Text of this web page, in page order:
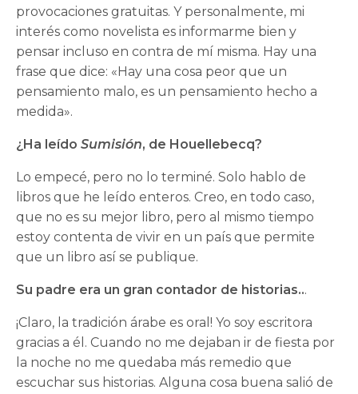
provocaciones gratuitas. Y personalmente, mi
interés como novelista es informarme bien y
pensar incluso en contra de mí misma. Hay una
frase que dice: «Hay una cosa peor que un
pensamiento malo, es un pensamiento hecho a
medida».
¿Ha leídoSumisión, de Houellebecq?
Lo empecé, pero no lo terminé. Solo hablo de
libros que he leído enteros. Creo, en todo caso,
que no es su mejor libro, pero al mismo tiempo
estoy contenta de vivir en un país que permite
que un libro así se publique.
Su padre era un gran contador de historias...
¡Claro, la tradición árabe es oral! Yo soy escritora
gracias a él. Cuando no me dejaban ir de fiesta por
la noche no me quedaba más remedio que
escuchar sus historias. Alguna cosa buena salió de